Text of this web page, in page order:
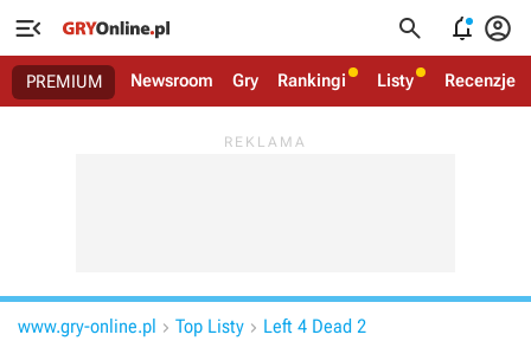
   
PREMIUM Newsroom Gry Rankingi Listy Recenzje
www.gry-online.pl  Top Listy  Left 4 Dead 2